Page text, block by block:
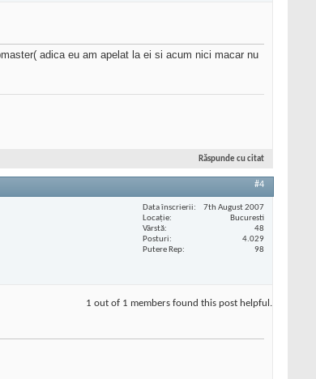
adica eu am apelat la ei si acum nici macar nu
Răspunde cu citat
#4
Data înscrierii
7th August 2007
Locaţie
Bucuresti
Vârstă
48
Posturi
4.029
Putere Rep
98
1 out of 1 members found this post helpful.